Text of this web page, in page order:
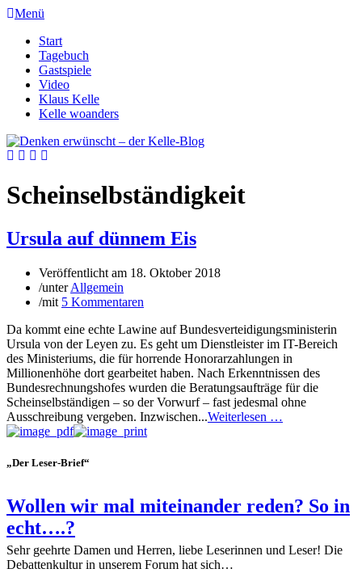
Menü
Start
Tagebuch
Gastspiele
Video
Klaus Kelle
Kelle woanders
Scheinselbständigkeit
Ursula auf dünnem Eis
Veröffentlicht am 18. Oktober 2018
/unterAllgemein
/mit 5 Kommentaren
Da kommt eine echte Lawine auf Bundesverteidigungsministerin
Ursula von der Leyen zu. Es geht um Dienstleister im IT-Bereich
des Ministeriums, die für horrende Honorarzahlungen in
Millionenhöhe dort gearbeitet haben. Nach Erkenntnissen des
Bundesrechnungshofes wurden die Beratungsaufträge für die
Scheinselbständigen – so der Vorwurf – fast jedesmal ohne
Ausschreibung vergeben. Inzwischen...Weiterlesen …
„Der Leser-Brief“
Wollen wir mal miteinander reden? So in
echt….?
Sehr geehrte Damen und Herren, liebe Leserinnen und Leser! Die
Debattenkultur in unserem Forum hat sich…